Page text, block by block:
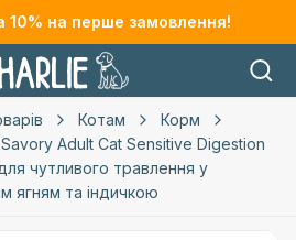
10% на перше замовлення!
Котам
Корм
Adult Cat Sensitive Digestion
чутливого травлення у
ягням та індичкою